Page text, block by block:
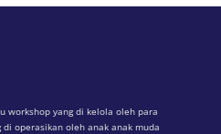
workshop yang di kelola oleh para
operasikan oleh anak anak muda